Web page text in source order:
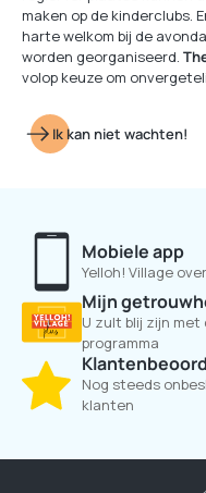
maken op de kinderclubs.
harte welkom bij de
worden georganiseerd.
volop keuze om
Ik kan niet wachten!
Mobiele app
Yelloh! Village
Mijn
U zult blij zijn met
programma
Nog steeds
klanten